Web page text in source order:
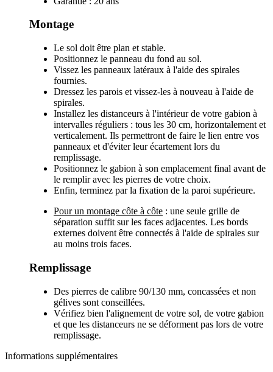
Montage
Le sol doit être plan et stable.
Positionnez le panneau du fond au sol.
Vissez les panneaux latéraux à l'aide des spirales
fournies.
Dressez les parois et vissez-les à nouveau à l'aide de
spirales.
Installez les distanceurs à l'intérieur de votre gabion à
intervalles réguliers : tous les 30 cm, horizontalement et
verticalement. Ils permettront de faire le lien entre vos
panneaux et d'éviter leur écartement lors du
remplissage.
Positionnez le gabion à son emplacement final avant de
le remplir avec les pierres de votre choix.
Enfin, terminez par la fixation de la paroi supérieure.
Pour un montage côte à côte : une seule grille de
séparation suffit sur les faces adjacentes. Les bords
externes doivent être connectés à l'aide de spirales sur
au moins trois faces.
Remplissage
Des pierres de calibre 90/130 mm, concassées et non
gélives sont conseillées.
Vérifiez bien l'alignement de votre sol, de votre gabion
et que les distanceurs ne se déforment pas lors de votre
remplissage.
Informations supplémentaires